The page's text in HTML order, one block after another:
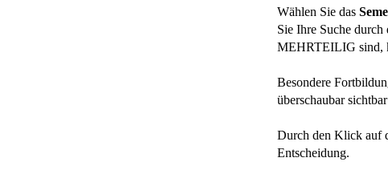
Wählen Sie das
Sie Ihre Suche durch
MEHRTEILIG sind,
Besondere
überschaubar
Durch den Klick auf
Entscheidung.